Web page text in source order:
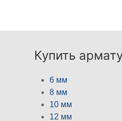
Купить
6 мм
8 мм
10 мм
12 мм